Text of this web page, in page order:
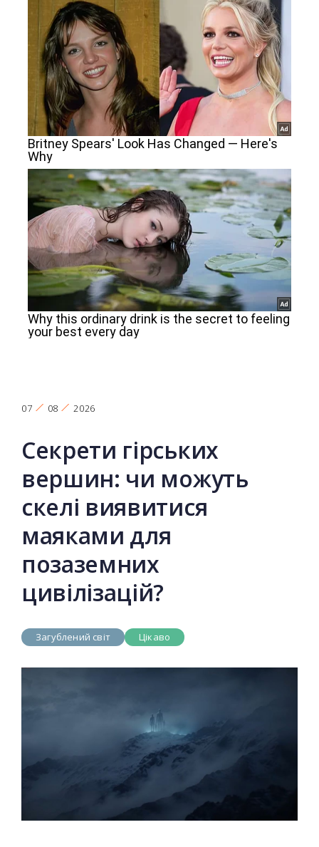
07 08 2026
Секрети гірських
вершин: чи можуть
скелі виявитися
маяками для
позаземних
цивілізацій?
Загублений світ Цікаво